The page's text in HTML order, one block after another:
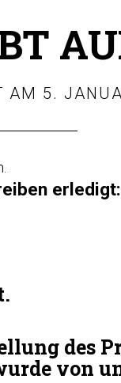
AM 5.
erledigt:
des
von